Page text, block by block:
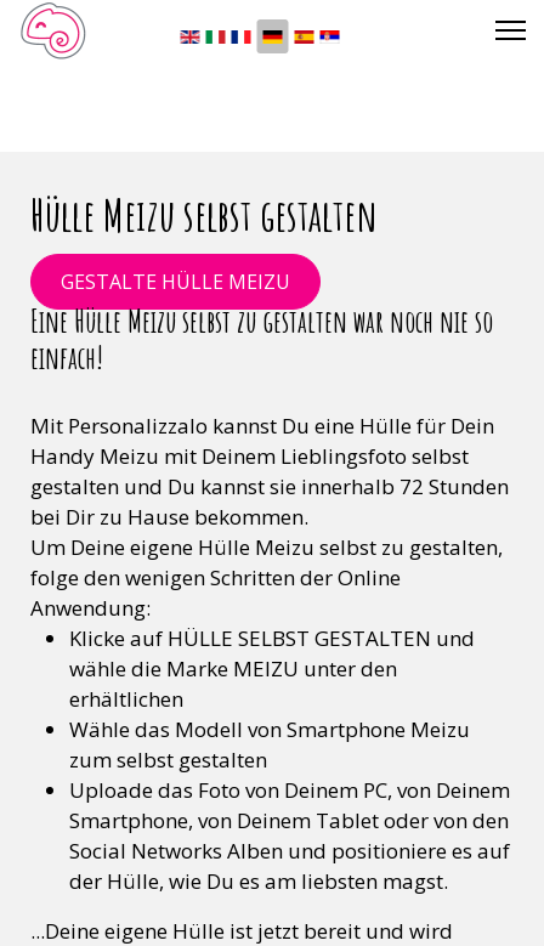
Sprache auswählen
Hülle Meizu selbst gestalten
GESTALTE HÜLLE MEIZU
Eine Hülle Meizu selbst zu gestalten war noch nie so
einfach!
Mit Personalizzalo kannst Du eine Hülle für Dein
Handy Meizu mit Deinem Lieblingsfoto selbst
gestalten und Du kannst sie innerhalb 72 Stunden
bei Dir zu Hause bekommen.
Um Deine eigene Hülle Meizu selbst zu gestalten,
folge den wenigen Schritten der Online
Anwendung:
Klicke auf HÜLLE SELBST GESTALTEN und
wähle die Marke MEIZU unter den
erhältlichen
Wähle das Modell von Smartphone Meizu
zum selbst gestalten
Uploade das Foto von Deinem PC, von Deinem
Smartphone, von Deinem Tablet oder von den
Social Networks Alben und positioniere es auf
der Hülle, wie Du es am liebsten magst.
...Deine eigene Hülle ist jetzt bereit und wird